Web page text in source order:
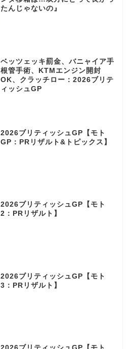
たんじゃないの』
ベッツェッキ罰金、バニャイア手
根管手術、KTMエンジン開封
OK、クラッチロー：2026ブリテ
ィッシュGP
2026ブリティッシュGP【モト
GP：PRリザルト&トピックス】
2026ブリティッシュGP【モト
2：PRリザルト】
2026ブリティッシュGP【モト
3：PRリザルト】